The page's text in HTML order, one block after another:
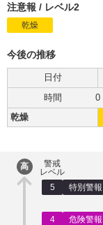
注意報 / レベル2
乾燥
報
今後の推移
日付
時間 0
乾燥
高
警戒
レベル
5
特別警報
4 危険警報